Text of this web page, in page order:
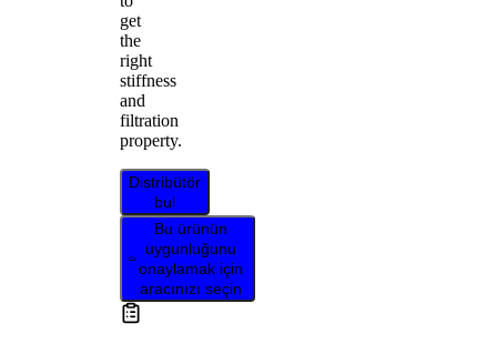
get
the
right
stiffness
and
filtration
property.
Distribütör
bul
Bu ürünün
uygunluğunu
onaylamak için
aracınızı seçin